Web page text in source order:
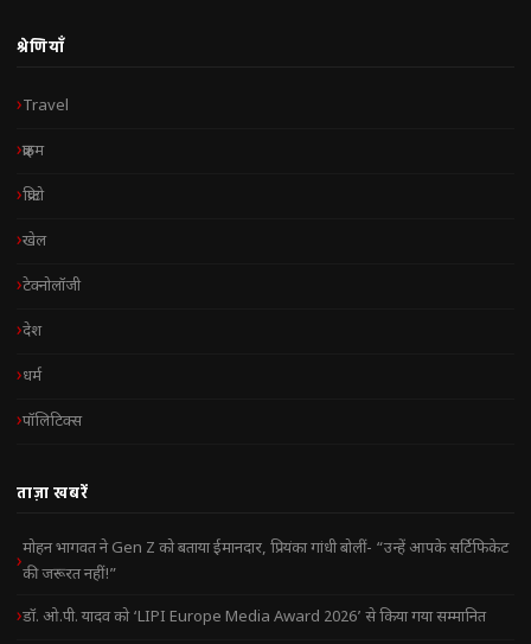
श्रेणियाँ
Travel
क्राइम
क्रिप्टो
खेल
टेक्नोलॉजी
देश
धर्म
पॉलिटिक्स
ताज़ा खबरें
मोहन भागवत ने Gen Z को बताया ईमानदार, प्रियंका गांधी बोलीं- “उन्हें आपके सर्टिफिकेट
की जरूरत नहीं!”
डॉ. ओ.पी. यादव को ‘LIPI Europe Media Award 2026’ से किया गया सम्मानित